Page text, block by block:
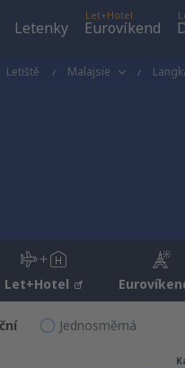
Letenky
Let+Hotel
Eurovíkend
Letiště Malajsie
Let+Hotel
Jednosměrná